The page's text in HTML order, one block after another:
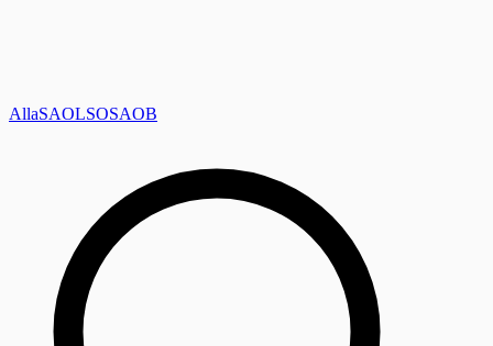
AllaSAOLSOSAOB